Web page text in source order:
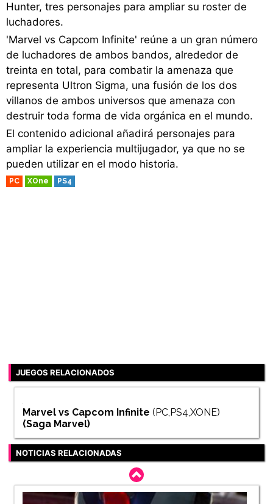
Hunter, tres personajes para ampliar su roster de
luchadores.
'Marvel vs Capcom Infinite' reúne a un gran número
de luchadores de ambos bandos, alrededor de
treinta en total, para combatir la amenaza que
representa Ultron Sigma, una fusión de los dos
villanos de ambos universos que amenaza con
destruir toda forma de vida orgánica en el mundo.
El contenido adicional añadirá personajes para
ampliar la experiencia multijugador, ya que no se
pueden utilizar en el modo historia.
PC XOne PS4
JUEGOS RELACIONADOS
Marvel vs Capcom Infinite (PC,PS4,XONE)
(Saga Marvel)
NOTICIAS RELACIONADAS